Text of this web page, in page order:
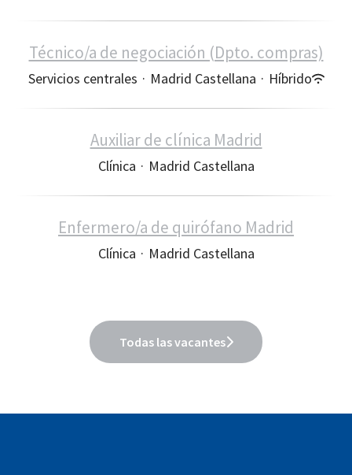
Técnico/a de negociación (Dpto. compras)
Servicios centrales · Madrid Castellana · Híbrido
Auxiliar de clínica Madrid
Clínica · Madrid Castellana
Enfermero/a de quirófano Madrid
Clínica · Madrid Castellana
Todas las vacantes